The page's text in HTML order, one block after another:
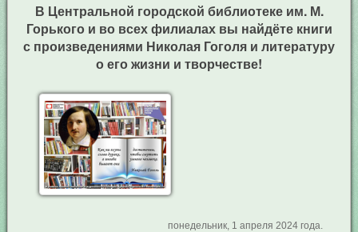
В Центральной городской библиотеке им. М.
Горького и во всех филиалах вы найдёте книги
с произведениями Николая Гоголя и литературу
о его жизни и творчестве!
понедельник, 1 апреля 2024 года.